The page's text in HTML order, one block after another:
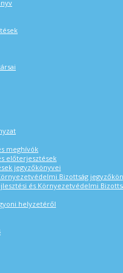
meghívók
előterjesztések
jegyzőkönyvei
Bizottság
és Környezetvédelmi
helyzetéről